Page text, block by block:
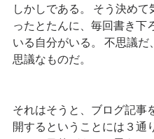
しかしである。 そう決めて
ったとたんに、毎回書き下
いる自分がいる。 不思議だ
思議なものだ。
それはそうと、ブログ記事
開するということには３通